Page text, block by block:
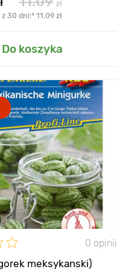
zł
30 dni:* 11.09 zł
Do koszyka
do mojego ogrodu
0 opinii
meksykanski)
nadaje się do sałatek,
także do
marynowania
100 - 200 cm
30 х 3 cm
słońce